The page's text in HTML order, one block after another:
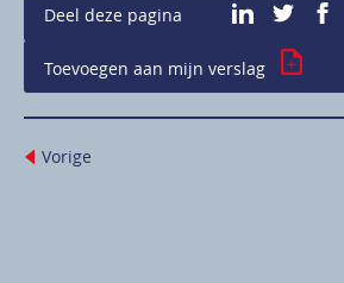
Deel deze pagina
Toevoegen aan mijn verslag
Vorige